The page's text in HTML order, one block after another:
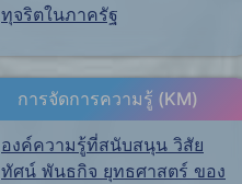
ทุจริตในภาครัฐ
การจัดการความรู้ (KM)
องค์ความรู้ที่สนับสนุน วิสัย
ทัศน์ พันธกิจ ยุทธศาสตร์ ของ